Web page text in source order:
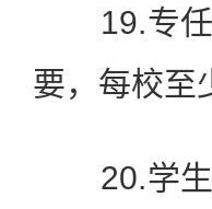
19.专任
要，每校至
20.学生